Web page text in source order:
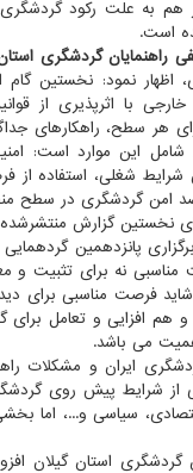
هم به علت رکود
است.
راهنمایان گردشگری
اظهار نمود: نخستین
با اثرپذیری از
هر سطح، راهکارهای
این موارد است:
شرایط شغلی، استفاده از
امن گردشگری در سطح
گرفته است. برگزاری
نه برای تثبیت و
فرصت مناسبی برای
هم افزایی و تعامل برای
می باشد.
ایران و مشکلات
شرایط پیش روی گردشگری
اقتصادی، سیاسی